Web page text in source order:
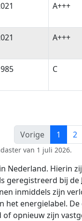
A+++
A+++
C
Vorige
1 2
van 1 juli 2026.
Nederland. Hierin
geregistreerd bij de
inmiddels zijn
het energielabel. De
opnieuw zijn